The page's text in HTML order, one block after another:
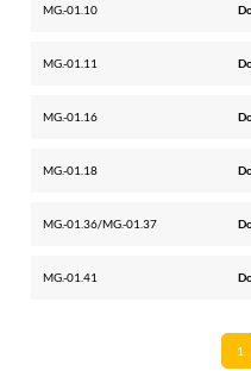
MG.-01.10
MG.-01.11
MG.-01.16
MG.-01.18
MG.-01.36/MG.-01.37
MG.-01.41
1